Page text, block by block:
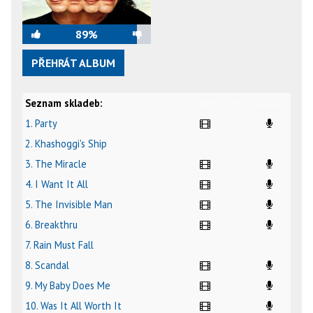
89%
PŘEHRÁT ALBUM
Seznam skladeb:
1. Party
2. Khashoggi's Ship
3. The Miracle
4. I Want It All
5. The Invisible Man
6. Breakthru
7. Rain Must Fall
8. Scandal
9. My Baby Does Me
10. Was It All Worth It